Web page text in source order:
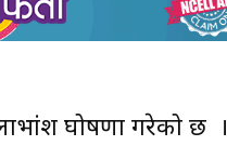
लाभांश घोषणा गरेको छ ।